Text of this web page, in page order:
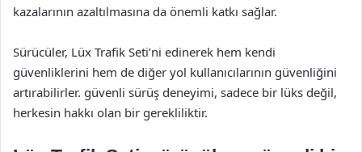
kazalarının azaltılmasına da önemli katkı sağlar.
Sürücüler, Lüx Trafik Seti’ni edinerek hem kendi
güvenliklerini hem de diğer yol kullanıcılarının güvenliğini
artırabilirler. güvenli sürüş deneyimi, sadece bir lüks değil,
herkesin hakkı olan bir gerekliliktir.